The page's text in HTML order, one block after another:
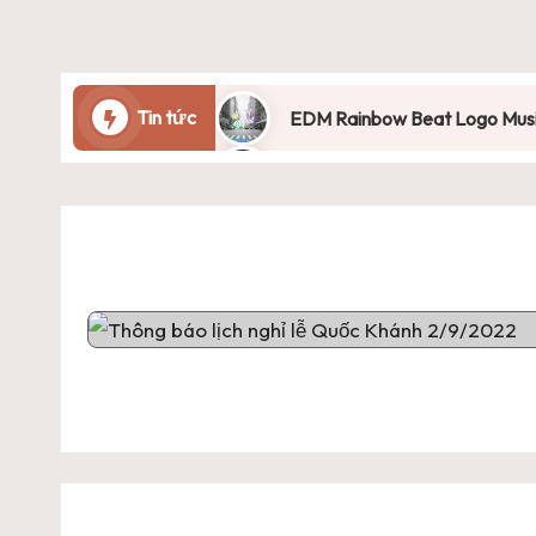
Tin tức EDM Rainbow Beat Logo
Sóng Nhạc EDM Đơn Giản
Sóng Nhạc Laze Làm Nhạc
Sóng Nhạc Đứt Đoạn Avee
Sóng Nhạc Laze Nonstop
Sóng Nhạc Avee Player
Sóng Nhạc Avee Player